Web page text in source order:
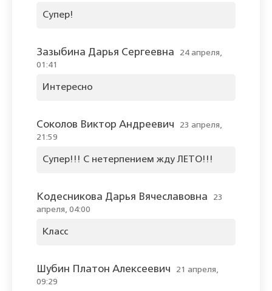
Супер!
Зазыбина Дарья Сергеевна
24 апреля,
01:41
Интересно
Соколов Виктор Андреевич
23 апреля,
21:59
Супер!!! С нетерпением жду ЛЕТО!!!
Кодесникова Дарья Вячеславовна
23
апреля, 04:00
Класс
Шубин Платон Алексеевич
21 апреля,
09:29